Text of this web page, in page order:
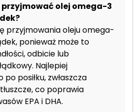
przyjmować olej omega-3
przyjmowania oleju omega-
ponieważ może to
odbicie lub
Najlepiej
posiłku, zwłaszcza
co poprawia
EPA i DHA.